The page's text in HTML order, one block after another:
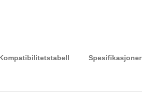
Spesifikasjoner